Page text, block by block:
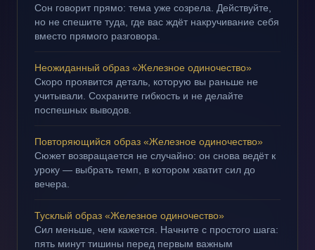
Сон говорит прямо: тема уже созрела. Действуйте,
но не спешите туда, где вас ждёт накручивание себя
вместо прямого разговора.
Неожиданный образ «Железное одиночество»
Скоро проявится деталь, которую вы раньше не
учитывали. Сохраните гибкость и не делайте
поспешных выводов.
Повторяющийся образ «Железное одиночество»
Сюжет возвращается не случайно: он снова ведёт к
уроку — выбрать темп, в котором хватит сил до
вечера.
Тусклый образ «Железное одиночество»
Сил меньше, чем кажется. Начните с простого шага:
пять минут тишины перед первым важным